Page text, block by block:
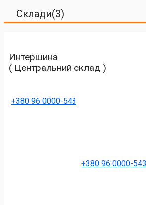
Склади(3)
Интершина
( Центральний склад )
+380 96 0000-543
+380 96 0000-543